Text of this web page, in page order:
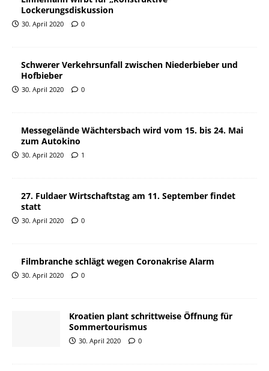
Lockerungsdiskussion
30. April 2020 0
Schwerer Verkehrsunfall zwischen Niederbieber und
Hofbieber
30. April 2020 0
Messegelände Wächtersbach wird vom 15. bis 24. Mai
zum Autokino
30. April 2020 1
27. Fuldaer Wirtschaftstag am 11. September findet
statt
30. April 2020 0
Filmbranche schlägt wegen Coronakrise Alarm
30. April 2020 0
Kroatien plant schrittweise Öffnung für
Sommertourismus
30. April 2020 0